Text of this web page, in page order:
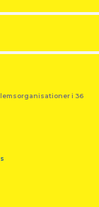
i 36